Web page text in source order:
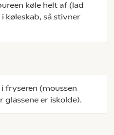
køle helt af (lad
så stivner
fryseren (moussen
er iskolde).